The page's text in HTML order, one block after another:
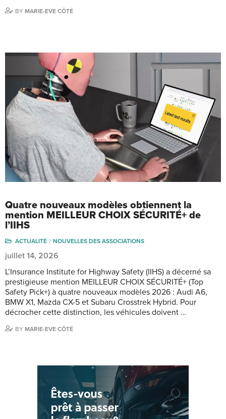
BY MARIE-EVE CÔTÉ
Quatre nouveaux modèles obtiennent la
mention MEILLEUR CHOIX SÉCURITÉ+ de
l’IIHS
ACTUALITÉ NOUVELLES DES ASSOCIATIONS
juillet 14, 2026
L’Insurance Institute for Highway Safety (IIHS) a décerné sa
prestigieuse mention MEILLEUR CHOIX SÉCURITÉ+ (Top
Safety Pick+) à quatre nouveaux modèles 2026 : Audi A6,
BMW X1, Mazda CX-5 et Subaru Crosstrek Hybrid. Pour
décrocher cette distinction, les véhicules doivent …
BY MARIE-EVE CÔTÉ